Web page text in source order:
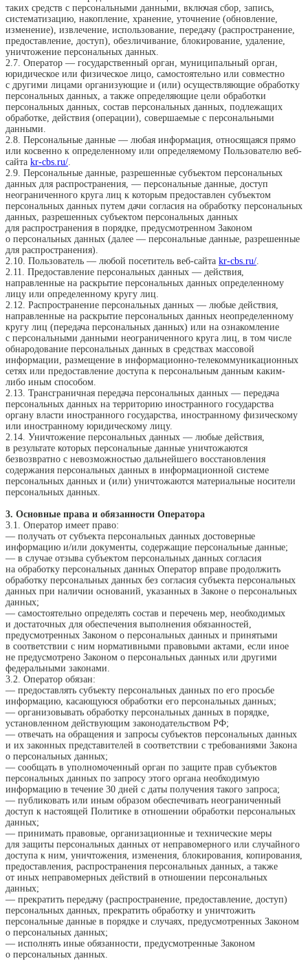
таких средств с персональными данными, включая сбор, запись,
систематизацию, накопление, хранение, уточнение (обновление,
изменение), извлечение, использование, передачу (распространение,
предоставление, доступ), обезличивание, блокирование, удаление,
уничтожение персональных данных.
2.7. Оператор — государственный орган, муниципальный орган,
юридическое или физическое лицо, самостоятельно или совместно
с другими лицами организующие и (или) осуществляющие обработку
персональных данных, а также определяющие цели обработки
персональных данных, состав персональных данных, подлежащих
обработке, действия (операции), совершаемые с персональными
данными.
2.8. Персональные данные — любая информация, относящаяся прямо
или косвенно к определенному или определяемому Пользователю веб-
сайта kr-cbs.ru/.
2.9. Персональные данные, разрешенные субъектом персональных
данных для распространения, — персональные данные, доступ
неограниченного круга лиц к которым предоставлен субъектом
персональных данных путем дачи согласия на обработку персональных
данных, разрешенных субъектом персональных данных
для распространения в порядке, предусмотренном Законом
о персональных данных (далее — персональные данные, разрешенные
для распространения).
2.10. Пользователь — любой посетитель веб-сайта kr-cbs.ru/.
2.11. Предоставление персональных данных — действия,
направленные на раскрытие персональных данных определенному
лицу или определенному кругу лиц.
2.12. Распространение персональных данных — любые действия,
направленные на раскрытие персональных данных неопределенному
кругу лиц (передача персональных данных) или на ознакомление
с персональными данными неограниченного круга лиц, в том числе
обнародование персональных данных в средствах массовой
информации, размещение в информационно-телекоммуникационных
сетях или предоставление доступа к персональным данным каким-
либо иным способом.
2.13. Трансграничная передача персональных данных — передача
персональных данных на территорию иностранного государства
органу власти иностранного государства, иностранному физическому
или иностранному юридическому лицу.
2.14. Уничтожение персональных данных — любые действия,
в результате которых персональные данные уничтожаются
безвозвратно с невозможностью дальнейшего восстановления
содержания персональных данных в информационной системе
персональных данных и (или) уничтожаются материальные носители
персональных данных.
3. Основные права и обязанности Оператора
3.1. Оператор имеет право:
— получать от субъекта персональных данных достоверные
информацию и/или документы, содержащие персональные данные;
— в случае отзыва субъектом персональных данных согласия
на обработку персональных данных Оператор вправе продолжить
обработку персональных данных без согласия субъекта персональных
данных при наличии оснований, указанных в Законе о персональных
данных;
— самостоятельно определять состав и перечень мер, необходимых
и достаточных для обеспечения выполнения обязанностей,
предусмотренных Законом о персональных данных и принятыми
в соответствии с ним нормативными правовыми актами, если иное
не предусмотрено Законом о персональных данных или другими
федеральными законами.
3.2. Оператор обязан:
— предоставлять субъекту персональных данных по его просьбе
информацию, касающуюся обработки его персональных данных;
— организовывать обработку персональных данных в порядке,
установленном действующим законодательством РФ;
— отвечать на обращения и запросы субъектов персональных данных
и их законных представителей в соответствии с требованиями Закона
о персональных данных;
— сообщать в уполномоченный орган по защите прав субъектов
персональных данных по запросу этого органа необходимую
информацию в течение 30 дней с даты получения такого запроса;
— публиковать или иным образом обеспечивать неограниченный
доступ к настоящей Политике в отношении обработки персональных
данных;
— принимать правовые, организационные и технические меры
для защиты персональных данных от неправомерного или случайного
доступа к ним, уничтожения, изменения, блокирования, копирования,
предоставления, распространения персональных данных, а также
от иных неправомерных действий в отношении персональных
данных;
— прекратить передачу (распространение, предоставление, доступ)
персональных данных, прекратить обработку и уничтожить
персональные данные в порядке и случаях, предусмотренных Законом
о персональных данных;
— исполнять иные обязанности, предусмотренные Законом
о персональных данных.